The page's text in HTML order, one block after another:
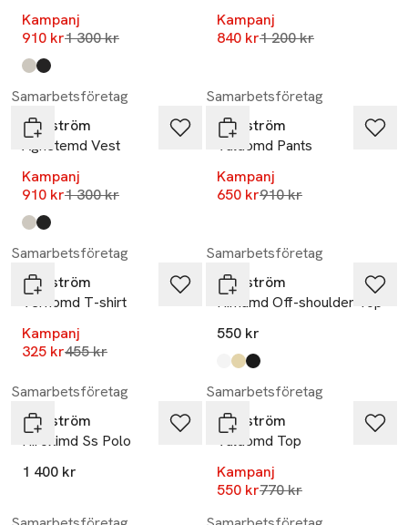
Kampanj
910 krLägsta pris 30 dagar
1 300 kr
Produkten finns i färgerna:
summer sand
black
Kampanj
840 krLägsta pris 30 dagar
1 200 kr
Samarbetsföretag
Modström
Agnetemd Vest
Kampanj
910 krLägsta pris 30 dagar
1 300 kr
Produkten finns i färgerna:
summer sand
black
Samarbetsföretag
Modström
Valdomd Pants
Kampanj
650 krLägsta pris 30 dagar
910 kr
Samarbetsföretag
Modström
Vernomd T-shirt
Kampanj
325 krLägsta pris 30 dagar
455 kr
Samarbetsföretag
Modström
Himamd Off-shoulder Top
550 kr
Produkten finns i färgerna:
soft white
double cream
black,
Samarbetsföretag
Modström
Hirokimd Ss Polo
1 400 kr
Samarbetsföretag
Modström
Valdomd Top
Kampanj
550 krLägsta pris 30 dagar
770 kr